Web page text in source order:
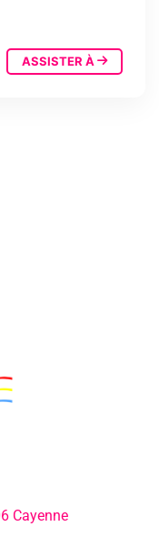
ASSISTER À
Cayenne